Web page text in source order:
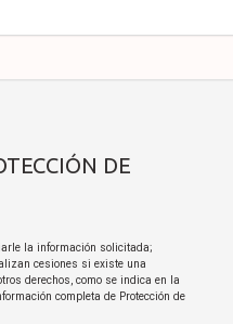
DE
la información solicitada;
cesiones si existe una
derechos, como se indica en la
completa de Protección de